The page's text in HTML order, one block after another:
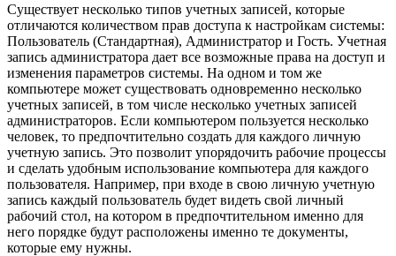
Существует несколько типов учетных записей, которые
отличаются количеством прав доступа к настройкам системы:
Пользователь (Стандартная), Администратор и Гость. Учетная
запись администратора дает все возможные права на доступ и
изменения параметров системы. На одном и том же
компьютере может существовать одновременно несколько
учетных записей, в том числе несколько учетных записей
администраторов. Если компьютером пользуется несколько
человек, то предпочтительно создать для каждого личную
учетную запись. Это позволит упорядочить рабочие процессы
и сделать удобным использование компьютера для каждого
пользователя. Например, при входе в свою личную учетную
запись каждый пользователь будет видеть свой личный
рабочий стол, на котором в предпочтительном именно для
него порядке будут расположены именно те документы,
которые ему нужны.